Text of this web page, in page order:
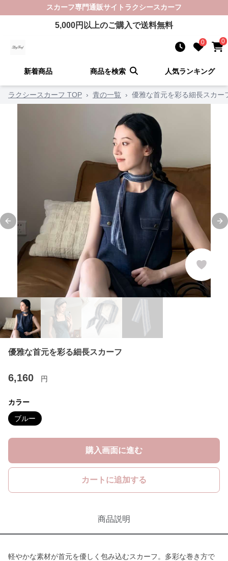
スカーフ専門通販サイト ラクシースカーフ
5,000円以上のご購入で送料無料
0 0
新着商品 商品を検索 人気ランキング
ラクシースカーフ TOP › 青の一覧 › 優雅な首元を彩る細長スカー
Previous slide
優雅な首元を彩る細長スカーフ
6,160 円
カラー
ブルー
購入画面に進む
カートに追加する
商品説明
軽やかな素材が首元を優しく包み込むスカーフ。多彩な巻き方で